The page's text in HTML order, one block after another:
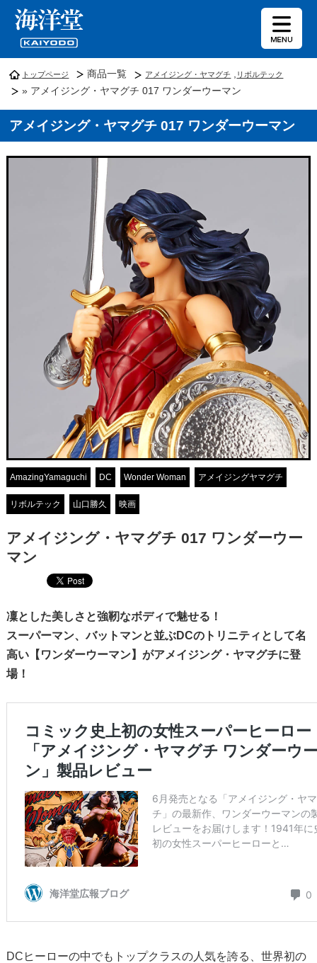
トップページ 商品一覧 アメイジング・ヤマグチ リボルテック
» アメイジング・ヤマグチ 017 ワンダーウーマン
アメイジング・ヤマグチ 017 ワンダーウーマン
AmazingYamaguchi DC Wonder Woman アメイジングヤマグチ
リボルテック 山口勝久 映画
アメイジング・ヤマグチ 017 ワンダーウー
マン
凜とした美しさと強靭なボディで魅せる！
スーパーマン、バットマンと並ぶDCのトリニティとして名
高い【ワンダーウーマン】がアメイジング・ヤマグチに登
場！
DCヒーローの中でもトップクラスの人気を誇る、世界初の